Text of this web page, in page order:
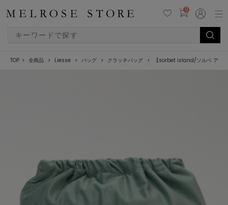
0
TOP 全商品 Liesse バッグ クラッチバッグ 【sorbet island/ソルベ アイ